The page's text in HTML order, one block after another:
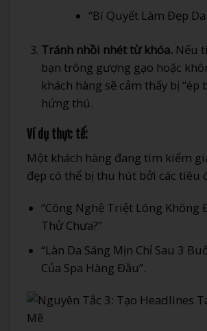
“Bí Quyết Làm Đẹp
Tránh nhồi nhét từ khóa.Nếu
bạn trông gượng gạo hoặc
khách hàng sẽ cảm thấy bị “ép
hứng thú.
Ví dụ thực tế:
Một khách hàng đang tìm kiếm
đẹp có thể bị thu hút bởi các tiêu
“Công Nghệ Triệt Lông Không
Thử Chưa?”
“Làn Da Sáng Mịn Chỉ Sau 3
Của Spa Hàng Đầu”.